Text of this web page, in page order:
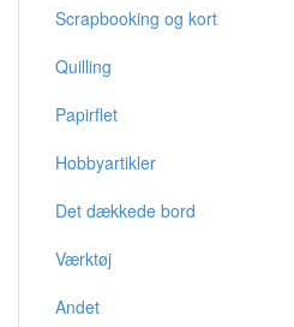
Scrapbooking og kort
Quilling
Papirflet
Hobbyartikler
Det dækkede bord
Værktøj
Andet